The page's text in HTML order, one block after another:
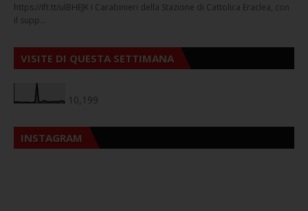
https://ift.tt/ulBHEJK I Carabinieri della Stazione di Cattolica Eraclea, con
il supp…
VISITE DI QUESTA SETTIMANA
10,199
INSTAGRAM